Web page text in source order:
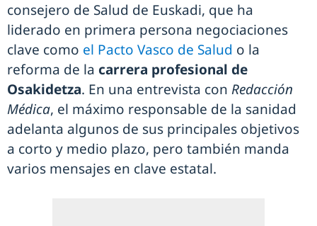
consejero de Salud de Euskadi, que ha
liderado en primera persona negociaciones
clave como el Pacto Vasco de Salud o la
reforma de la carrera profesional de
Osakidetza. En una entrevista con Redacción
Médica, el máximo responsable de la sanidad
adelanta algunos de sus principales objetivos
a corto y medio plazo, pero también manda
varios mensajes en clave estatal.